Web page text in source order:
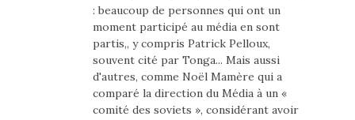
: beaucoup de personnes qui ont un
moment participé au média en sont
partis,, y compris Patrick Pelloux,
souvent cité par Tonga... Mais aussi
d'autres, comme Noël Mamère qui a
comparé la direction du Média à un «
comité des soviets », considérant avoir